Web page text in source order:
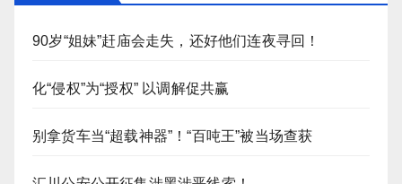
90岁“姐妹”赶庙会走失，还好他们连夜寻回！
化“侵权”为“授权” 以调解促共赢
别拿货车当“超载神器”！“百吨王”被当场查获